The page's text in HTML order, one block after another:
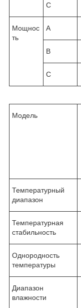
С
Мощнос
ть
А
В
С
Модель
Температурный
диапазон
Температурная
стабильность
Однородность
температуры
Диапазон
влажности